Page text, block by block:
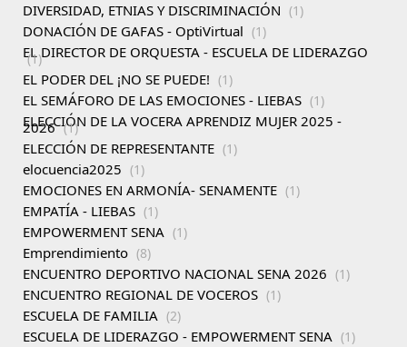
DIVERSIDAD, ETNIAS Y DISCRIMINACIÓN (1)
DONACIÓN DE GAFAS - OptiVirtual (1)
EL DIRECTOR DE ORQUESTA - ESCUELA DE LIDERAZGO
(1)
EL PODER DEL ¡NO SE PUEDE! (1)
EL SEMÁFORO DE LAS EMOCIONES - LIEBAS (1)
ELECCIÓN DE LA VOCERA APRENDIZ MUJER 2025 -
2026 (1)
ELECCIÓN DE REPRESENTANTE (1)
elocuencia2025 (1)
EMOCIONES EN ARMONÍA- SENAMENTE (1)
EMPATÍA - LIEBAS (1)
EMPOWERMENT SENA (1)
Emprendimiento (8)
ENCUENTRO DEPORTIVO NACIONAL SENA 2026 (1)
ENCUENTRO REGIONAL DE VOCEROS (1)
ESCUELA DE FAMILIA (2)
ESCUELA DE LIDERAZGO - EMPOWERMENT SENA (1)